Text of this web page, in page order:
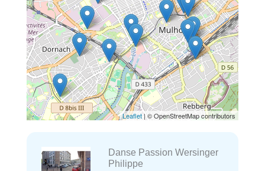
Leaflet | © OpenStreetMap contributors
Danse Passion Wersinger
Philippe